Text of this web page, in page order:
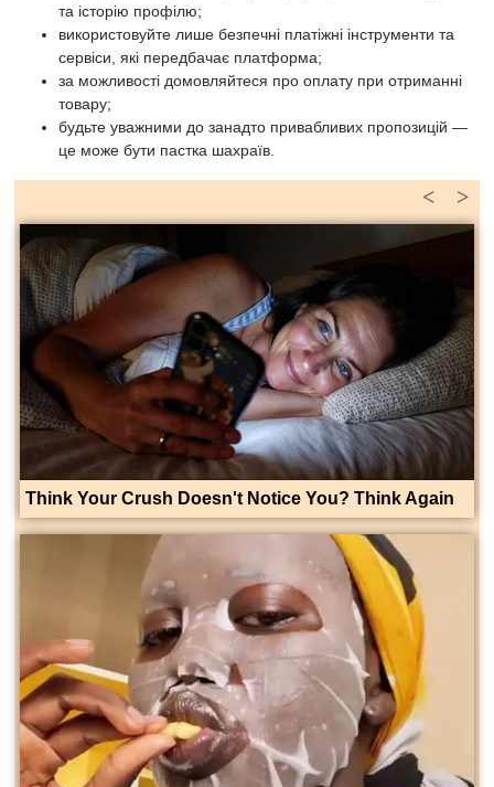
та історію профілю;
використовуйте лише безпечні платіжні інструменти та
сервіси, які передбачає платформа;
за можливості домовляйтеся про оплату при отриманні
товару;
будьте уважними до занадто привабливих пропозицій —
це може бути пастка шахраїв.
>
<
Think Your Crush Doesn't Notice You? Think Again